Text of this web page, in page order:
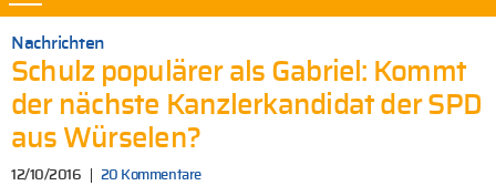
Nachrichten
Schulz populärer als Gabriel: Kommt
der nächste Kanzlerkandidat der SPD
aus Würselen?
12/10/2016 20 Kommentare